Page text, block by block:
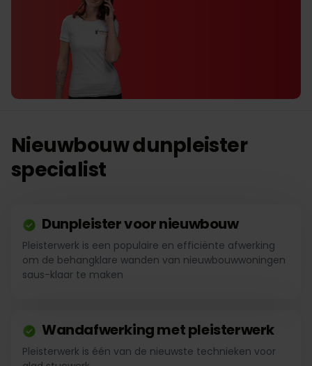
Nieuwbouw dunpleister
specialist
Dunpleister voor nieuwbouw
Pleisterwerk is een populaire en efficiënte afwerking
om de behangklare wanden van nieuwbouwwoningen
saus-klaar te maken
Wandafwerking met pleisterwerk
Pleisterwerk is één van de nieuwste technieken voor